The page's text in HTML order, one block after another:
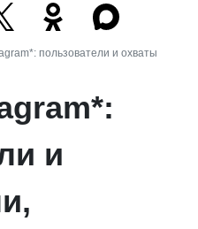
пользователи и охваты
и